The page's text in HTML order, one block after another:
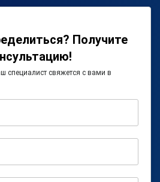
Получите
специалист свяжется с вами в